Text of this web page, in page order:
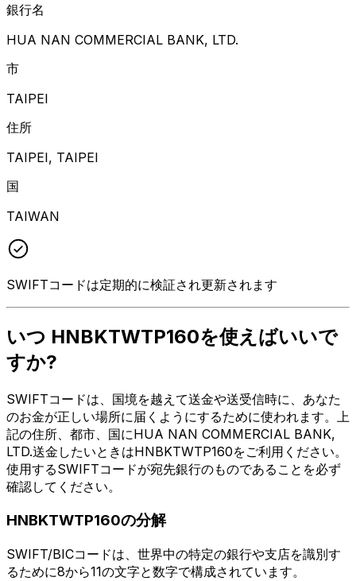
銀行名
HUA NAN COMMERCIAL BANK, LTD.
市
TAIPEI
住所
TAIPEI, TAIPEI
国
TAIWAN
SWIFTコードは定期的に検証され更新されます
いつ HNBKTWTP160を使えばいいで
すか?
SWIFTコードは、国境を越えて送金や送受信時に、あなた
のお金が正しい場所に届くようにするために使われます。上
記の住所、都市、国にHUA NAN COMMERCIAL BANK,
LTD.送金したいときはHNBKTWTP160をご利用ください。
使用するSWIFTコードが宛先銀行のものであることを必ず
確認してください。
HNBKTWTP160の分解
SWIFT/BICコードは、世界中の特定の銀行や支店を識別す
るために8から11の文字と数字で構成されています。